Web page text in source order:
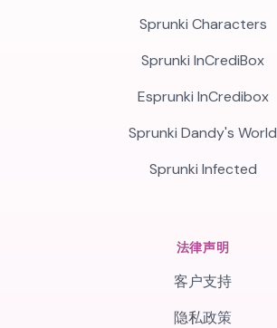
Sprunki Characters
Sprunki InCrediBox
Esprunki InCredibox
Sprunki Dandy's World
Sprunki Infected
法律声明
客户支持
隐私政策